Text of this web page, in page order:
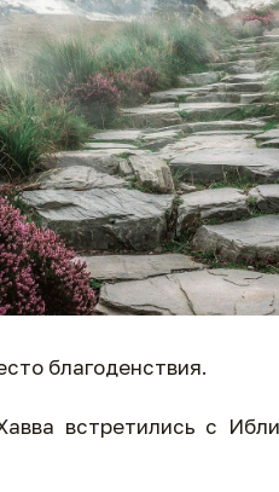
благоденствия.
встретились с